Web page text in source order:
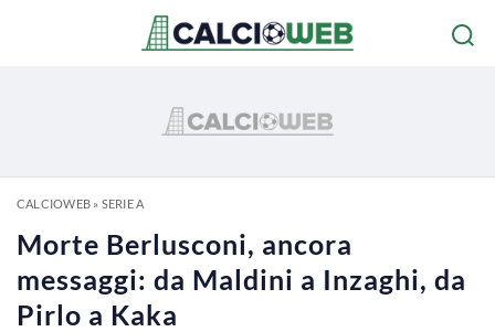
CALCIOWEB» SERIE A
Morte Berlusconi, ancora
messaggi: da Maldini a Inzaghi, da
Pirlo a Kaka